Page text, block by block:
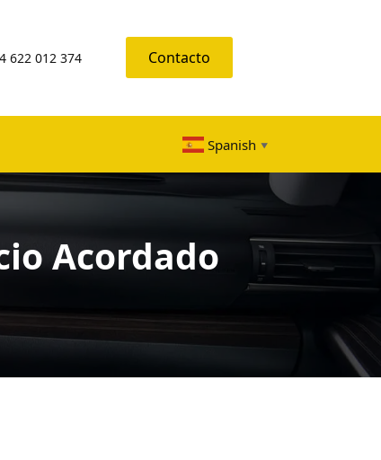
622 012 374 Contacto
Spanish ▼
Acordado